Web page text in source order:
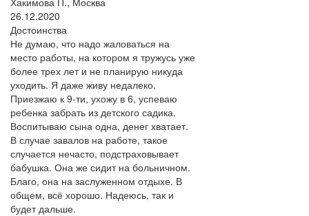
26.12.2020
Достоинства
Не думаю, что надо жаловаться на
место работы, на котором я тружусь уже
более трех лет и не планирую никуда
уходить. Я даже живу недалеко.
Приезжаю к 9-ти, ухожу в 6, успеваю
ребенка забрать из детского садика.
Воспитываю сына одна, денег хватает.
В случае завалов на работе, такое
случается нечасто, подстраховывает
бабушка. Она же сидит на больничном.
Благо, она на заслуженном отдыхе. В
общем, всё хорошо. Надеюсь, так и
будет дальше.